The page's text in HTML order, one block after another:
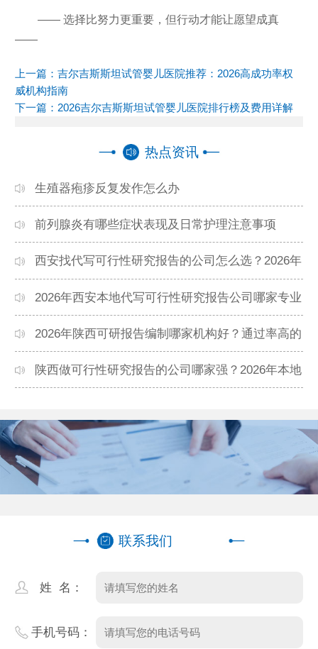
—— 选择比努力更重要，但行动才能让愿望成真
——
上一篇： 吉尔吉斯斯坦试管婴儿医院推荐：2026高成功率权
威机构指南
下一篇： 2026吉尔吉斯斯坦试管婴儿医院排行榜及费用详解
热点资讯
生殖器疱疹反复发作怎么办
前列腺炎有哪些症状表现及日常护理注意事项
西安找代写可行性研究报告的公司怎么选？2026年
本地高口碑机构排名
2026年西安本地代写可行性研究报告公司哪家专业
靠谱？正规团队推荐
2026年陕西可研报告编制哪家机构好？通过率高的
本地公司推荐
陕西做可行性研究报告的公司哪家强？2026年本地
联系我们
姓 名：
手机号码：